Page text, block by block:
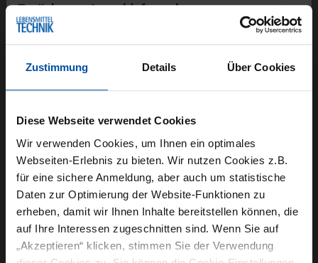
Zustimmung Details Über Cookies
Diese Webseite verwendet Cookies
Wir verwenden Cookies, um Ihnen ein optimales
Webseiten-Erlebnis zu bieten. Wir nutzen Cookies z.B.
für eine sichere Anmeldung, aber auch um statistische
Daten zur Optimierung der Website-Funktionen zu
erheben, damit wir Ihnen Inhalte bereitstellen können, die
auf Ihre Interessen zugeschnitten sind. Wenn Sie auf
„Akzeptieren“ klicken, stimmen Sie der Verwendung
Zurück zum Anmeldeformular
Wertschöpfungskette vom Erzeuger bis zum
Verbraucher ab.
VERANSTALTUNGSORT
Berlin
VERANSTALTER
Messe Berlin GmbH
Messedamm 22
14055 Berlin